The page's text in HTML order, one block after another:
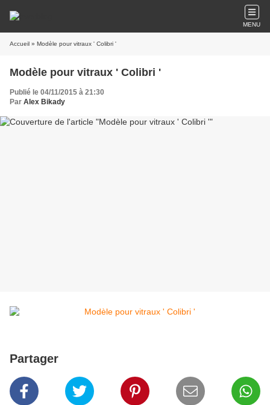
MENU
Accueil » Modèle pour vitraux ' Colibri '
Modèle pour vitraux ' Colibri '
Publié le 04/11/2015 à 21:30
Par Alex Bikady
Partager